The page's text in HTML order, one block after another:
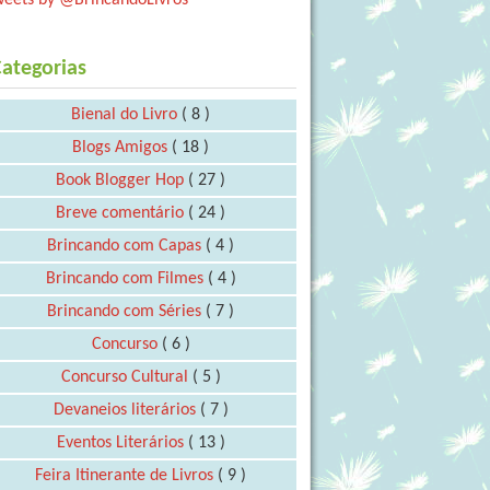
Bienal do Livro ( 8 )
Blogs Amigos ( 18 )
Book Blogger Hop ( 27 )
Breve comentário ( 24 )
Brincando com Capas ( 4 )
Brincando com Filmes ( 4 )
Brincando com Séries ( 7 )
Concurso ( 6 )
Concurso Cultural ( 5 )
Devaneios literários ( 7 )
Eventos Literários ( 13 )
Feira Itinerante de Livros ( 9 )